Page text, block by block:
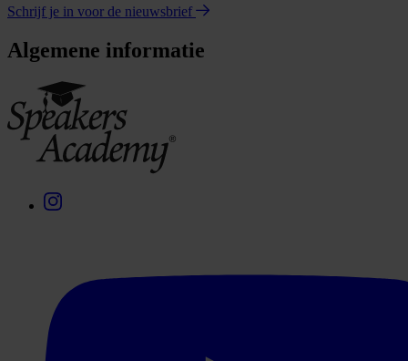
Schrijf je in voor de nieuwsbrief
Algemene informatie